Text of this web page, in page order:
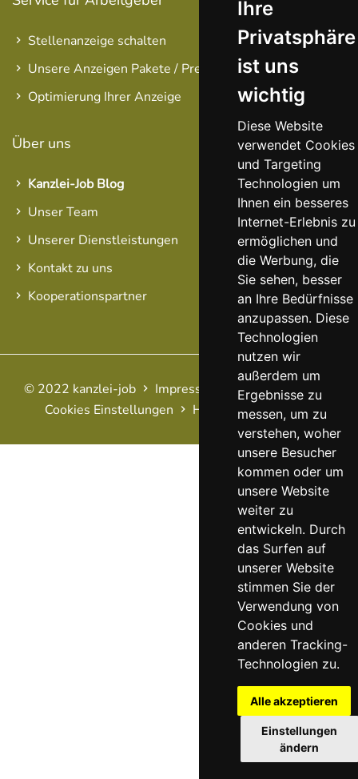
Ihre
Privatsphäre
ist uns
wichtig
Diese Website
verwendet Cookies
und Targeting
Technologien um
Ihnen ein besseres
Internet-Erlebnis zu
ermöglichen und
die Werbung, die
Sie sehen, besser
an Ihre Bedürfnisse
anzupassen. Diese
Technologien
nutzen wir
außerdem um
Ergebnisse zu
messen, um zu
verstehen, woher
unsere Besucher
kommen oder um
unsere Website
weiter zu
entwickeln. Durch
das Surfen auf
unserer Website
stimmen Sie der
Verwendung von
Cookies und
anderen Tracking-
Technologien zu.
Alle akzeptieren
Einstellungen
ändern
Stellenanzeige schalten
Unsere Anzeigen Pakete / Preise
Optimierung Ihrer Anzeige
Über uns
Kanzlei-Job Blog
Unser Team
Unserer Dienstleistungen
Kontakt zu uns
Kooperationspartner
© 2022 kanzlei-job Impressum AGB
Datenschutz
Cookies Einstellungen
Haftungsausschluss FAQ